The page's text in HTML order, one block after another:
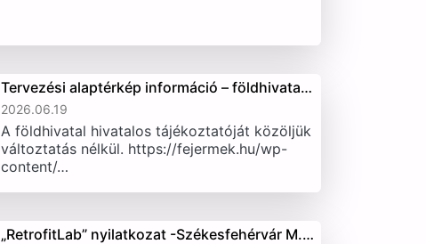
Tervezési alaptérkép információ – földhivata…
2026.06.19
A földhivatal hivatalos tájékoztatóját közöljük
változtatás nélkül. https://fejermek.hu/wp-
content/…
„RetrofitLab” nyilatkozat -Székesfehérvár M.…